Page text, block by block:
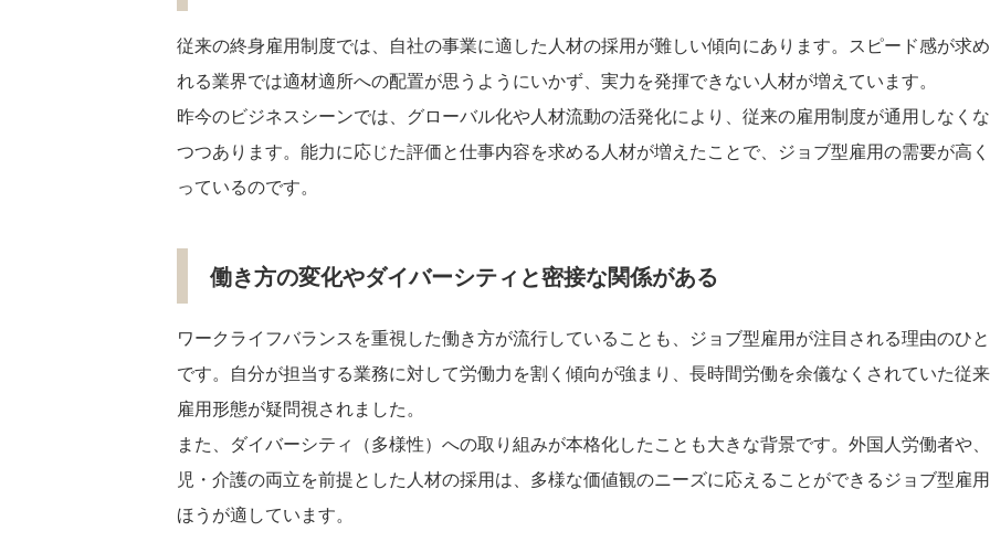
従来の終身雇用制度では、自社の事業に適した人材の採用が難しい傾向にあります。スピード感が求
れる業界では適材適所への配置が思うようにいかず、実力を発揮できない人材が増えています。
昨今のビジネスシーンでは、グローバル化や人材流動の活発化により、従来の雇用制度が通用しなく
つつあります。能力に応じた評価と仕事内容を求める人材が増えたことで、ジョブ型雇用の需要が高
っているのです。
働き方の変化やダイバーシティと密接な関係がある
ワークライフバランスを重視した働き方が流行していることも、ジョブ型雇用が注目される理由のひ
です。自分が担当する業務に対して労働力を割く傾向が強まり、長時間労働を余儀なくされていた従
雇用形態が疑問視されました。
また、ダイバーシティ（多様性）への取り組みが本格化したことも大きな背景です。外国人労働者や
児・介護の両立を前提とした人材の採用は、多様な価値観のニーズに応えることができるジョブ型雇
ほうが適しています。